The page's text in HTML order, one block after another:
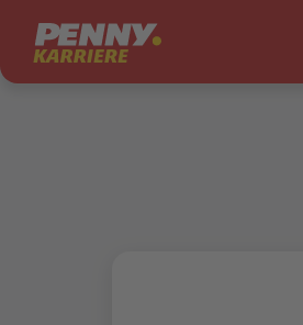
Zum Inhalt springen